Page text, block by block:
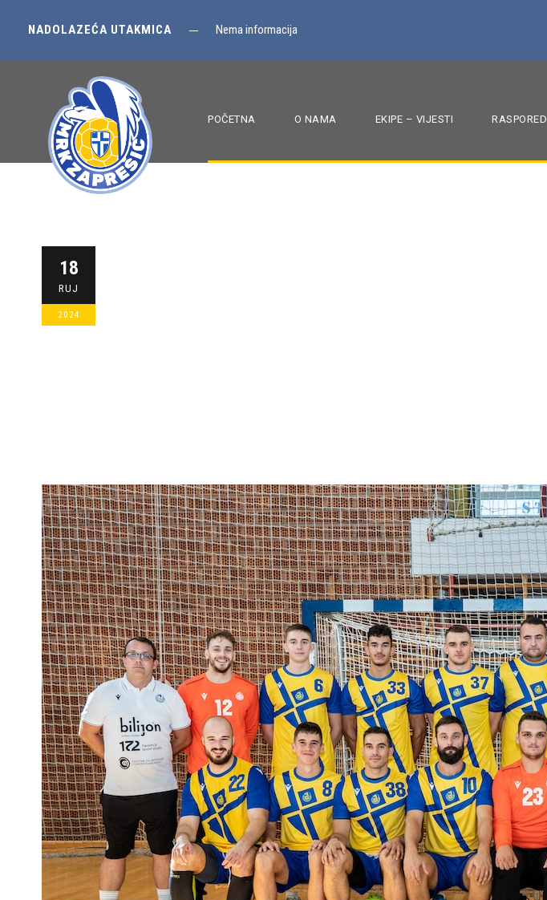
NADOLAZEĆA UTAKMICA Nema informacija
POČETNA O NAMA EKIPE – VIJESTI RASPORED
18
RUJ
2024